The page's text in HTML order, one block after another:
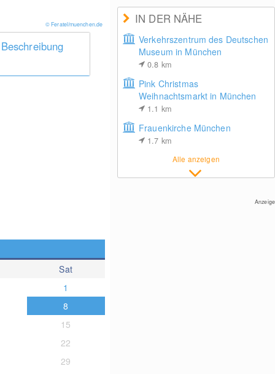
© Feratel/muenchen.de
Sat
1
8
15
22
29
IN DER NÄHE
Verkehrszentrum des Deutschen
Museum in München
0.8 km
Pink Christmas
Weihnachtsmarkt in München
1.1 km
Frauenkirche München
1.7 km
Alle anzeigen
Anzeige